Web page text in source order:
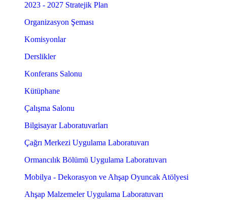
2023 - 2027 Stratejik Plan
Organizasyon Şeması
Komisyonlar
Derslikler
Konferans Salonu
Kütüphane
Çalışma Salonu
Bilgisayar Laboratuvarları
Çağrı Merkezi Uygulama Laboratuvarı
Ormancılık Bölümü Uygulama Laboratuvarı
Mobilya - Dekorasyon ve Ahşap Oyuncak Atölyesi
Ahşap Malzemeler Uygulama Laboratuvarı